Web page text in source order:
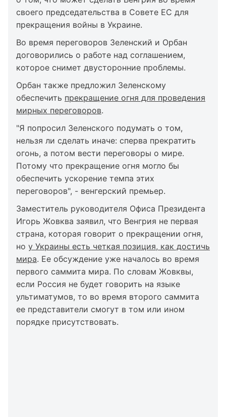
своего председательства в Совете ЕС для
прекращения войны в Украине.
Во время переговоров Зеленский и Орбан
договорились о работе над соглашением,
которое снимет двусторонние проблемы.
Орбан также предложил Зеленскому
обеспечить прекращение огня для проведения
мирных переговоров.
"Я попросил Зеленского подумать о том,
нельзя ли сделать иначе: сперва прекратить
огонь, а потом вести переговоры о мире.
Потому что прекращение огня могло бы
обеспечить ускорение темпа этих
переговоров", - венгерский премьер.
Заместитель руководителя Офиса Президента
Игорь Жовква заявил, что Венгрия не первая
страна, которая говорит о прекращении огня,
но у Украины есть четкая позиция, как достичь
мира. Ее обсуждение уже началось во время
первого саммита мира. По словам Жовквы,
если Россия не будет говорить на языке
ультиматумов, то во время второго саммита
ее представители смогут в том или ином
порядке присутствовать.